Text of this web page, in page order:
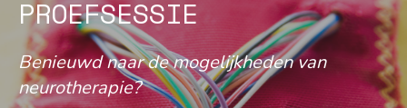
PROEFSESSIE
Benieuwd naar de mogelijkheden van
neurotherapie?